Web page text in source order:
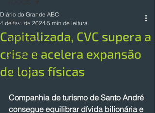
TODOS
NOTÍCIAS
ARTIGOS
OPINIÃO
Capitalizada, CVC supera a
crise e acelera expansão
de lojas físicas
Diário do Grande ABC
4 de fev. de 2024 5 min de leitura
Companhia de turismo de Santo André
consegue equilibrar dívida bilionária e